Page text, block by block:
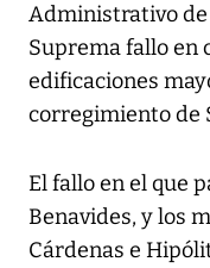
Administrativo de
Suprema fallo en
edificaciones
corregimiento de
El fallo en el que
Benavides, y los
Cárdenas e